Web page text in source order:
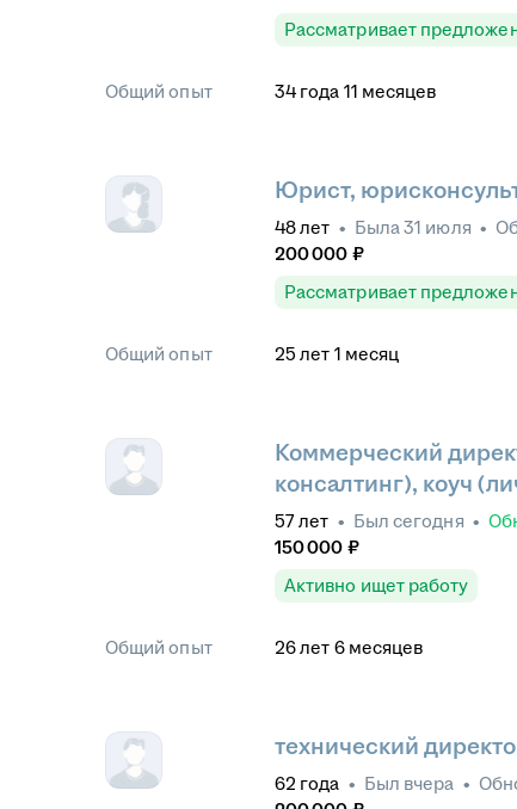
Рассматривает
Общий опыт 34 года 11 месяцев
Юрист,
48лет • Была31 июля •
200 000 ₽
Рассматривает
Общий опыт 25 лет 1 месяц
Коммерческий
консалтинг), коуч
57лет • Был сегодня •
150 000 ₽
Активно ищет работу
Общий опыт 26лет 6 месяцев
технический
62 года • Был вчера •